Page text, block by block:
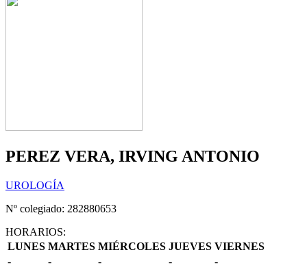
PEREZ VERA, IRVING ANTONIO
UROLOGÍA
Nº colegiado: 282880653
HORARIOS:
LUNES MARTES MIÉRCOLES JUEVES VIERNES
-
- - - -